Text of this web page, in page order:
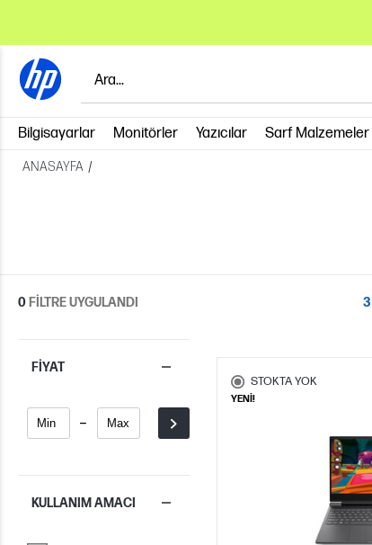
Bilgisayarlar Monitörler Yazıcılar Sarf Malzemeler
ANASAYFA /
0 FİLTRE UYGULANDI 3
FIYAT
-
KULLANIM AMACI
STOKTA YOK
YENİ!